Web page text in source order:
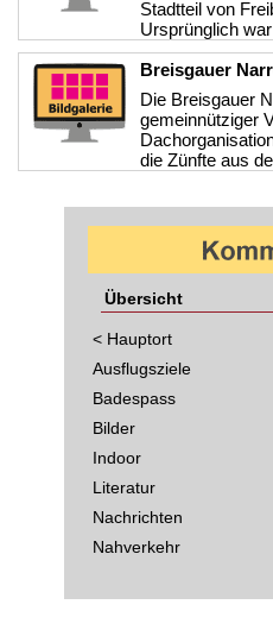
Stadtteil von
Ursprünglich
>>>
Breisgauer
Die Breisgauer
gemeinnütziger
die Zünfte aus
Übersicht
< Hauptort
Ausflugsziele
Badespass
Bilder
Indoor
Literatur
Nachrichten
Nahverkehr